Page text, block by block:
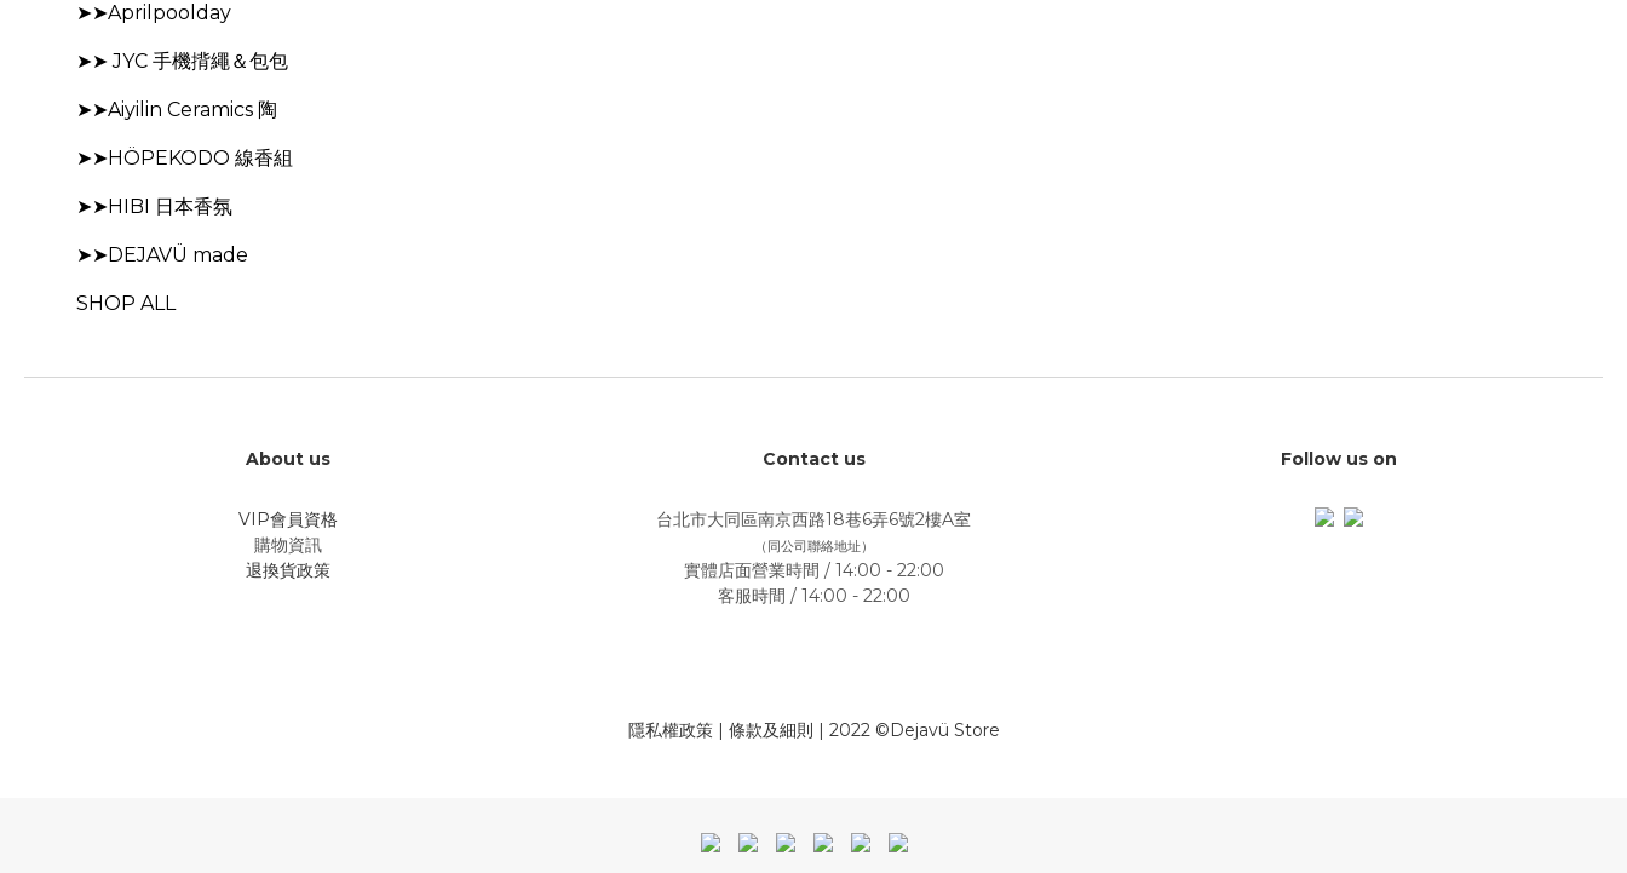
➤➤Aprilpoolday
➤➤ JYC 手機揹繩＆包包
➤➤Aiyilin Ceramics 陶
➤➤HÖPEKODO 線香組
➤➤HIBI 日本香氛
➤➤DEJAVÜ made
SHOP ALL
About us
VIP會員資格
購物資訊
退換貨政策
Contact us
台北市大同區南京西路18巷6弄6號2樓A室
（同公司聯絡地址）
實體店面營業時間 / 14:00 - 22:00
客服時間 / 14:00 - 22:00
Follow us on
隱私權政策| 條款及細則 | 2022 ©Dejavü Store